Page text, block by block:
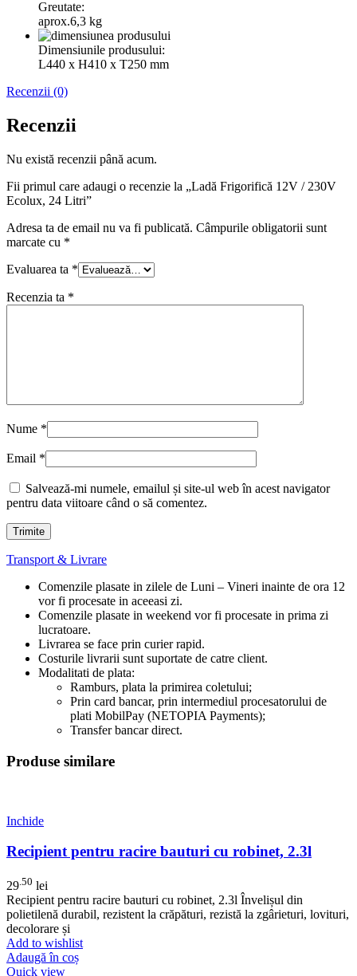
Greutate:
aprox.6,3 kg
Dimensiunile produsului:
L440 x H410 x T250 mm
Recenzii (0)
Recenzii
Nu există recenzii până acum.
Fii primul care adaugi o recenzie la „Ladă Frigorifică 12V / 230V
Ecolux, 24 Litri”
Adresa ta de email nu va fi publicată. Câmpurile obligatorii sunt
marcate cu *
Evaluarea ta *
Recenzia ta *
Nume *
Email *
Salvează-mi numele, emailul și site-ul web în acest navigator
pentru data viitoare când o să comentez.
Transport & Livrare
Comenzile plasate in zilele de Luni – Vineri inainte de ora 12
vor fi procesate in aceeasi zi.
Comenzile plasate in weekend vor fi procesate in prima zi
lucratoare.
Livrarea se face prin curier rapid.
Costurile livrarii sunt suportate de catre client.
Modalitati de plata:
Ramburs, plata la primirea coletului;
Prin card bancar, prin intermediul procesatorului de
plati MobilPay (NETOPIA Payments);
Transfer bancar direct.
Produse similare
Inchide
Recipient pentru racire bauturi cu robinet, 2.3l
29.50 lei
Recipient pentru racire bauturi cu robinet, 2.3l Învelișul din
polietilenă durabil, rezistent la crăpături, rezistă la zgârieturi, lovituri,
decolorare și
Add to wishlist
Adaugă în coș
Quick view